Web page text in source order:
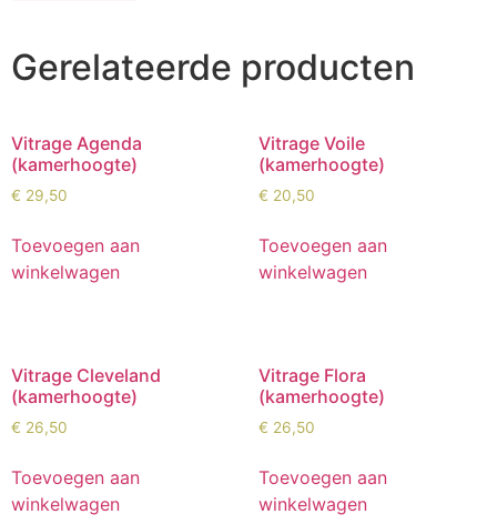
Gerelateerde producten
Vitrage Agenda
(kamerhoogte)
€ 29,50
Toevoegen aan
winkelwagen
Vitrage Voile
(kamerhoogte)
€ 20,50
Toevoegen aan
winkelwagen
Vitrage Cleveland
(kamerhoogte)
€ 26,50
Toevoegen aan
winkelwagen
Vitrage Flora
(kamerhoogte)
€ 26,50
Toevoegen aan
winkelwagen